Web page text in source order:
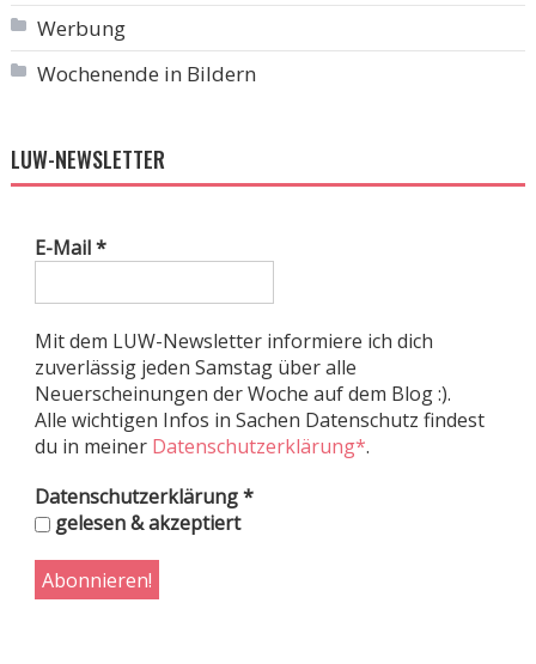
Werbung
Wochenende in Bildern
LUW-NEWSLETTER
E-Mail*
Mit dem LUW-Newsletter informiere ich dich
zuverlässig jeden Samstag über alle
Neuerscheinungen der Woche auf dem Blog :).
Alle wichtigen Infos in Sachen Datenschutz findest
du in meiner Datenschutzerklärung*.
Datenschutzerklärung*
gelesen & akzeptiert